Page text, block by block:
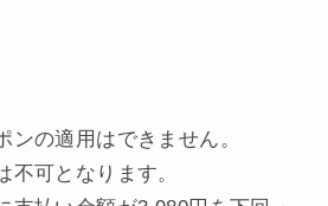
ンの適用はできません。
不可となります。